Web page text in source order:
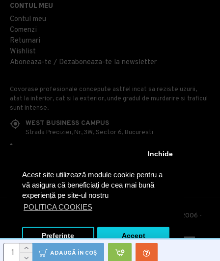
Acest site utilizează module cookie pentru a
vă asigura că beneficiați de cea mai bună
experiență pe site-ul nostru
POLITICA COOKIES
Inchide
Preferinte Accept
ADAUGĂ ÎN COŞ
CONTUL MEU
Contul meu
Comenzi
Returnari
Wishlist
Aboneaza-te / Dezaboneaza-te la newsletter
Covorase profesionale concepute astfel incat sa reziste uzurii,
atat la interior, cat si la exterior, unde gradul de murdarire si traficul
sunt intense.
WEST BUSINESS CAMPUS
Strada Preciziei, Nr, 3W, Sector 6, Bucuresti
OFFICE@COVOARE-PROFESIONALE.RO
© Covoare Profesionale - Toate drepturile rezervate. 2006 -